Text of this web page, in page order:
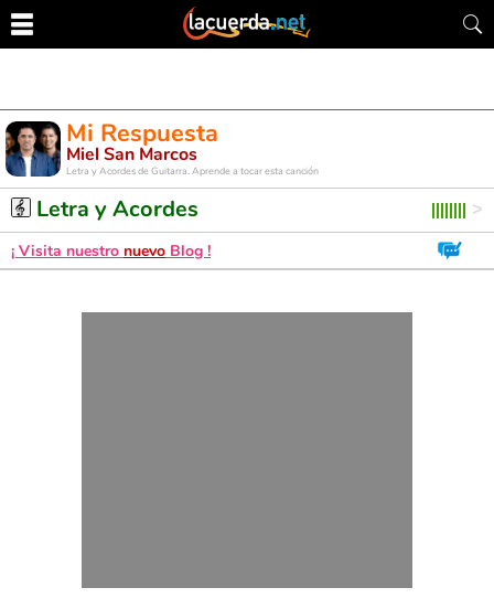
Mi Respuesta
Miel San Marcos
Letra y Acordes de Guitarra. Aprende a tocar esta canción
Letra y Acordes
¡ Visita nuestro nuevo Blog !